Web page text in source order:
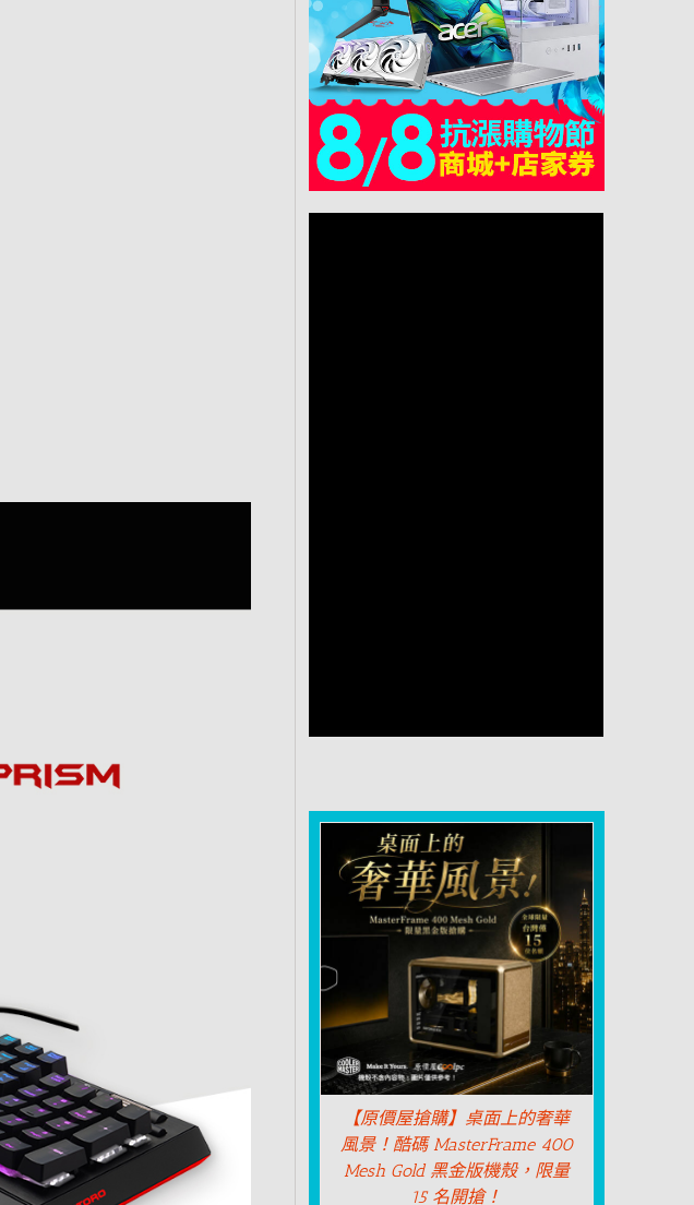
【原價屋搶購】桌面上的奢華
風景！酷碼 MasterFrame 400
Mesh Gold 黑金版機殼，限量
15 名開搶！